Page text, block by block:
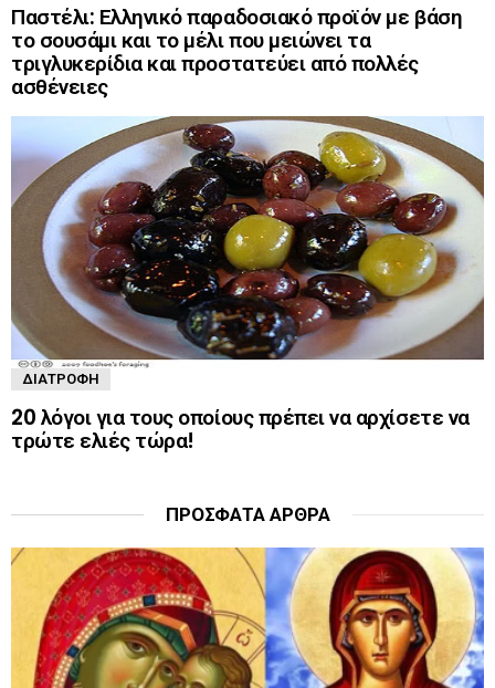
Παστέλι: Ελληνικό παραδοσιακό προϊόν με βάση
το σουσάμι και το μέλι που μειώνει τα
τριγλυκερίδια και προστατεύει από πολλές
ασθένειες
ΔΙΑΤΡΟΦΉ
20 λόγοι για τους οποίους πρέπει να αρχίσετε να
τρώτε ελιές τώρα!
ΠΡΌΣΦΑΤΑ ΆΡΘΡΑ